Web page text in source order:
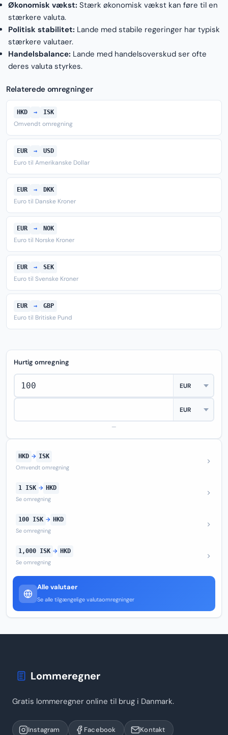
Økonomisk vækst: Stærk økonomisk vækst kan føre til en
stærkere valuta.
Politisk stabilitet: Lande med stabile regeringer har typisk
stærkere valutaer.
Handelsbalance: Lande med handelsoverskud ser ofte
deres valuta styrkes.
Relaterede omregninger
HKD → ISK
Omvendt omregning
EUR → USD
Euro til Amerikanske Dollar
EUR → DKK
Euro til Danske Kroner
EUR → NOK
Euro til Norske Kroner
EUR → SEK
Euro til Svenske Kroner
EUR → GBP
Euro til Britiske Pund
Hurtig omregning
—
HKD → ISK
Omvendt omregning
1 ISK → HKD
Se omregning
100 ISK → HKD
Se omregning
1,000 ISK → HKD
Se omregning
Alle valutaer
Se alle tilgængelige valutaomregninger
Lommeregner
Gratis lommeregner online til brug i Danmark.
Instagram Facebook Kontakt